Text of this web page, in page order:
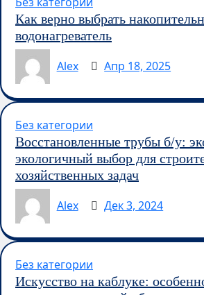
Как верно выбрать
водонагреватель
Alex
Апр 18, 2025
Без категории
Восстановленные трубы б/у:
экологичный выбор для
хозяйственных задач
Alex
Дек 3, 2024
Без категории
Искусство на каблуке: